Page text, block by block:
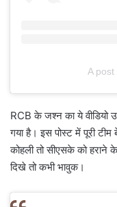
A
RCB के जश्न का ये वीडियो
गया है। इस पोस्ट में पूरी
कोहली तो सीएसके को
दिखे तो कभी भावुक।